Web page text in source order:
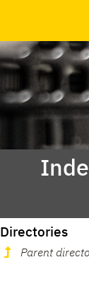
Directories
Parent